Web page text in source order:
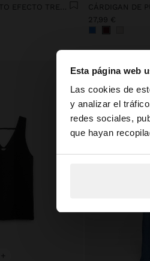
Esta página web
Las cookies de
y analizar el
redes sociales,
que hayan
hola
Estás
27,99 €
+